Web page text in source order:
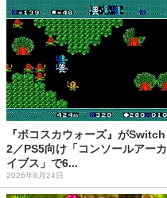
『ボコスカウォーズ』がSwitch
2／PS5向け「コンソールアーカ
イブス」で6...
2026年6月24日